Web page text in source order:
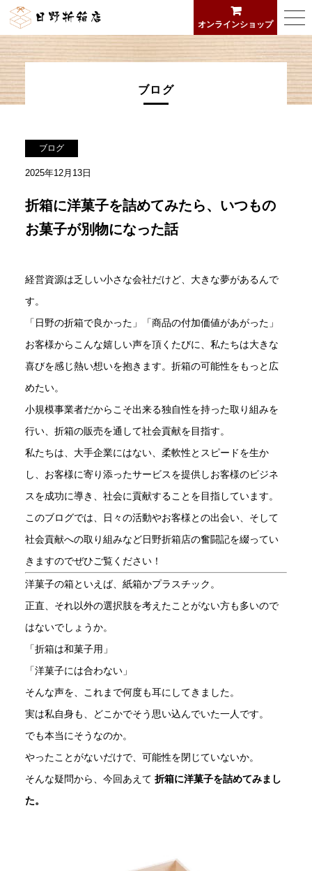
日野折箱店
ブログ
ブログ
2025年12月13日
折箱に洋菓子を詰めてみたら、いつもの
お菓子が別物になった話
経営資源は乏しい小さな会社だけど、大きな夢があるんで
す。
「日野の折箱で良かった」「商品の付加価値があがった」
お客様からこんな嬉しい声を頂くたびに、私たちは大きな
喜びを感じ熱い想いを抱きます。折箱の可能性をもっと広
めたい。
小規模事業者だからこそ出来る独自性を持った取り組みを
行い、折箱の販売を通して社会貢献を目指す。
私たちは、大手企業にはない、柔軟性とスピードを生か
し、お客様に寄り添ったサービスを提供しお客様のビジネ
スを成功に導き、社会に貢献することを目指しています。
このブログでは、日々の活動やお客様との出会い、そして
社会貢献への取り組みなど日野折箱店の奮闘記を綴ってい
きますのでぜひご覧ください！
洋菓子の箱といえば、紙箱かプラスチック。
正直、それ以外の選択肢を考えたことがない方も多いので
はないでしょうか。
「折箱は和菓子用」
「洋菓子には合わない」
そんな声を、これまで何度も耳にしてきました。
実は私自身も、どこかでそう思い込んでいた一人です。
でも本当にそうなのか。
やったことがないだけで、可能性を閉じていないか。
そんな疑問から、今回あえて 折箱に洋菓子を詰めてみまし
た。
オンラインショップ